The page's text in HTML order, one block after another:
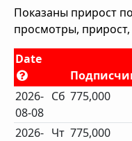
Показаны прирост
просмотры, прирост,
Date
2026-
08-08
Сб 775,000
2026- Чт 775,000